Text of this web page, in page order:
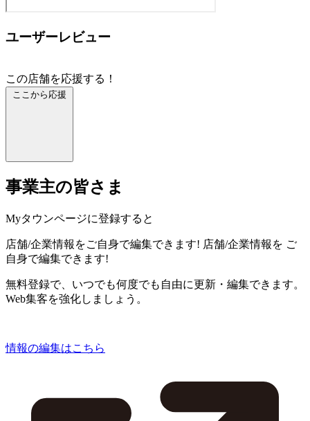
ユーザーレビュー
この店舗を応援する！
ここから応援
事業主の皆さま
Myタウンページに登録すると
店舗/企業情報をご自身で編集できます! 店舗/企業情報を ご
自身で編集できます!
無料登録で、いつでも何度でも自由に更新・編集できます。
Web集客を強化しましょう。
情報の編集はこちら